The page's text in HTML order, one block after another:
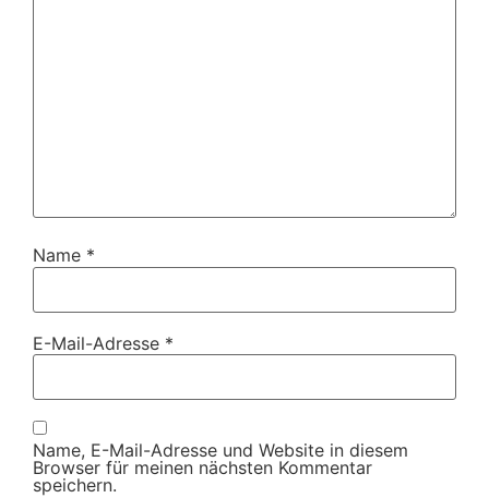
Name *
E-Mail-Adresse *
Name, E-Mail-Adresse und Website in diesem
Browser für meinen nächsten Kommentar
speichern.